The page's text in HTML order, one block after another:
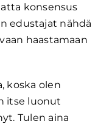
konsensus
edustajat nähdä
haastamaan
koska olen
itse luonut
Tulen aina